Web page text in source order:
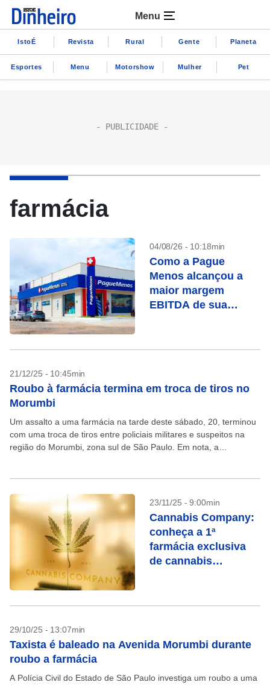
Menu
IstoÉ Revista Rural Gente Planeta
Esportes Menu Motorshow Mulher Pet
farmácia
04/08/26 - 10:18min
Como a Pague
Menos alcançou a
maior margem
EBITDA de sua
21/12/25 - 10:45min
Roubo à farmácia termina em troca de tiros no
Morumbi
Um assalto a uma farmácia na tarde deste sábado, 20, terminou
com uma troca de tiros entre policiais militares e suspeitos na
região do Morumbi, zona sul de São Paulo. Em nota, a
23/11/25 - 9:00min
Cannabis Company:
conheça a 1ª
farmácia exclusiva
de cannabis
29/10/25 - 13:07min
Taxista é baleado na Avenida Morumbi durante
roubo a farmácia
A Polícia Civil do Estado de São Paulo investiga um roubo a uma